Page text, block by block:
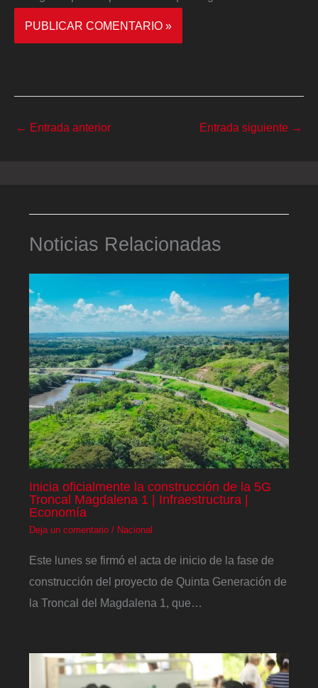
← Entrada anterior Entrada siguiente →
Noticias Relacionadas
Inicia oficialmente la construcción de la 5G
Troncal Magdalena 1 | Infraestructura |
Economía
Deja un comentario / Nacional
Este lunes se firmó el acta de inicio de la fase de
construcción del proyecto de Quinta Generación de
la Troncal del Magdalena 1, que…